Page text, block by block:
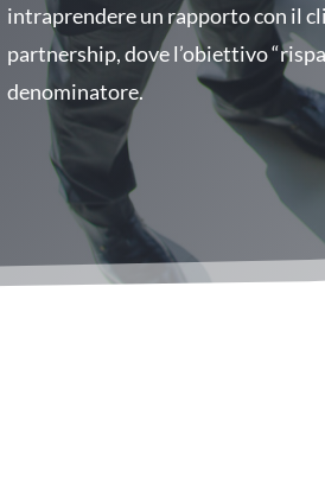
intraprendere un rapporto con il
partnership, dove l’obiettivo
denominatore.